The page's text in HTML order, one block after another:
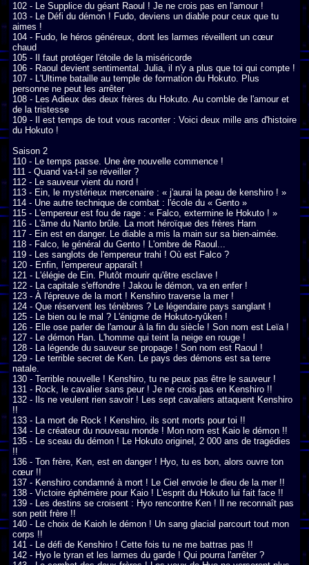
102 - Le Supplice du géant Raoul ! Je ne crois pas en l'amour !
103 - Le Défi du démon ! Fudo, deviens un diable pour ceux que tu
aimes !
104 - Fudo, le héros généreux, dont les larmes réveillent un cœur
chaud
105 - Il faut protéger l'étoile de la miséricorde
106 - Raoul devient sentimental. Julia, il n'y a plus que toi qui compte !
107 - L'Ultime bataille au temple de formation du Hokuto. Plus
personne ne peut les arrêter
108 - Les Adieux des deux frères du Hokuto. Au comble de l'amour et
de la tristesse
109 - Il est temps de tout vous raconter : Voici deux mille ans d'histoire
du Hokuto !
Saison 2
110 - Le temps passe. Une ère nouvelle commence !
111 - Quand va-t-il se réveiller ?
112 - Le sauveur vient du nord !
113 - Ein, le mystérieux mercenaire : « j'aurai la peau de kenshiro ! »
114 - Une autre technique de combat : l'école du « Gento »
115 - L'empereur est fou de rage : « Falco, extermine le Hokuto ! »
116 - L'âme du Nanto brûle. La mort héroïque des frères Harn
117 - Ein est en danger. Le diable a mis la main sur sa bien-aimée.
118 - Falco, le général du Gento ! L'ombre de Raoul...
119 - Les sanglots de l'empereur trahi ! Où est Falco ?
120 - Enfin, l'empereur apparaît !
121 - L'élégie de Ein. Plutôt mourir qu'être esclave !
122 - La capitale s'effondre ! Jakou le démon, va en enfer !
123 - À l'épreuve de la mort ! Kenshiro traverse la mer !
124 - Que réservent les ténèbres ? Le légendaire pays sanglant !
125 - Le bien ou le mal ? L'énigme de Hokuto-ryûken !
126 - Elle ose parler de l'amour à la fin du siècle ! Son nom est Leïa !
127 - Le démon Han. L'homme qui teint la neige en rouge !
128 - La légende du sauveur se propage ! Son nom est Raoul !
129 - Le terrible secret de Ken. Le pays des démons est sa terre
natale.
130 - Terrible nouvelle ! Kenshiro, tu ne peux pas être le sauveur !
131 - Rock, le cavalier sans peur ! Je ne crois pas en Kenshiro !!
132 - Ils ne veulent rien savoir ! Les sept cavaliers attaquent Kenshiro
!!
133 - La mort de Rock ! Kenshiro, ils sont morts pour toi !!
134 - Le créateur du nouveau monde ! Mon nom est Kaio le démon !!
135 - Le sceau du démon ! Le Hokuto originel, 2 000 ans de tragédies
!!
136 - Ton frère, Ken, est en danger ! Hyo, tu es bon, alors ouvre ton
cœur !!
137 - Kenshiro condamné à mort ! Le Ciel envoie le dieu de la mer !!
138 - Victoire éphémère pour Kaio ! L'esprit du Hokuto lui fait face !!
139 - Les destins se croisent : Hyo rencontre Ken ! Il ne reconnaît pas
son petit frère !!
140 - Le choix de Kaioh le démon ! Un sang glacial parcourt tout mon
corps !!
141 - Le défi de Kenshiro ! Cette fois tu ne me battras pas !!
142 - Hyo le tyran et les larmes du garde ! Qui pourra l'arrêter ?